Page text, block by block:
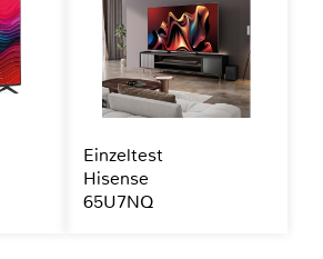
Einzeltest
Hisense
65U7NQ